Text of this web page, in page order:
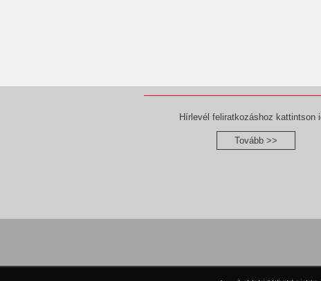
Hírlevél feliratkozáshoz kattintson
Tovább >>